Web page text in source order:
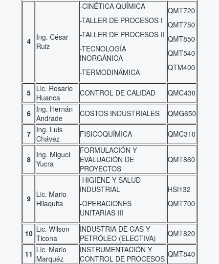
4
Ing. César
Ruiz
-CINÉTICA QUÍMICA
-TALLER DE PROCESOS I
-TALLER DE PROCESOS II
-TECNOLOGÍA
INORGÁNICA
-TERMODINÁMICA
QMT720
QMT750
QMT850
QMT540
QTM400
5
Lic. Rosario
Huanca
CONTROL DE CALIDAD QMC430
6
Ing. Hernán
Andrade
COSTOS INDUSTRIALES QMG650
7
Ing. Luis
Chávez
FISICOQUÍMICA QMC310
8
Ing. Miguel
Yucra
FORMULACIÓN Y
EVALUACIÓN DE
PROYECTOS
QMT860
9
Lic. Mario
Hilaquita
-HIGIENE Y SALUD
INDUSTRIAL
-OPERACIONES
UNITARIAS III
HSI132
QMT700
10 Lic. Wilson
Ticona
INDUSTRIA DE GAS Y
PETRÓLEO (ELECTIVA)
QMT820
11 Lic. Mario
Marquéz
INSTRUMENTACIÓN Y
CONTROL DE PROCESOS QMT840